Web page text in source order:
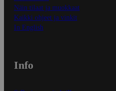
Näin tilaat ja muokkaat
Kaikki ohjeet ja vinkit
In English
Info